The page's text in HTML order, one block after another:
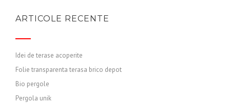
ARTICOLE RECENTE
Idei de terase acoperite
Folie transparenta terasa brico depot
Bio pergole
Pergola unik